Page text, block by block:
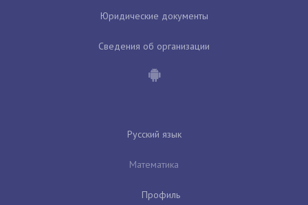
Юридические документы
Сведения об организации
Русский язык
Математика
Профиль